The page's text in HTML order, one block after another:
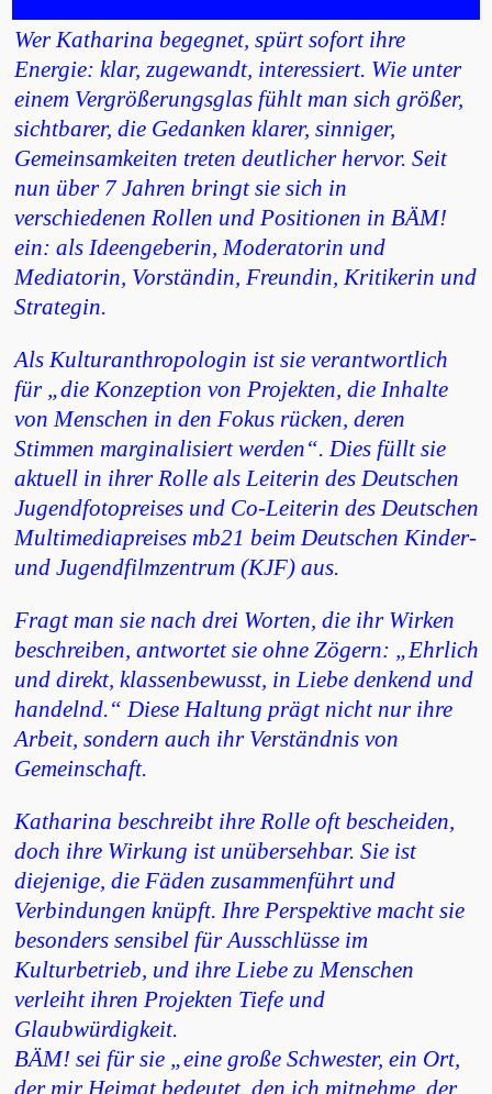
Wer Katharina begegnet, spürt sofort ihre
Energie: klar, zugewandt, interessiert. Wie unter
einem Vergrößerungsglas fühlt man sich größer,
sichtbarer, die Gedanken klarer, sinniger,
Gemeinsamkeiten treten deutlicher hervor. Seit
nun über 7 Jahren bringt sie sich in
verschiedenen Rollen und Positionen in BÄM!
ein: als Ideengeberin, Moderatorin und
Mediatorin, Vorständin, Freundin, Kritikerin und
Strategin.
Als Kulturanthropologin ist sie verantwortlich
für „die Konzeption von Projekten, die Inhalte
von Menschen in den Fokus rücken, deren
Stimmen marginalisiert werden“. Dies füllt sie
aktuell in ihrer Rolle als Leiterin des Deutschen
Jugendfotopreises und Co-Leiterin des Deutschen
Multimediapreises mb21 beim Deutschen Kinder-
und Jugendfilmzentrum (KJF) aus.
Fragt man sie nach drei Worten, die ihr Wirken
beschreiben, antwortet sie ohne Zögern: „Ehrlich
und direkt, klassenbewusst, in Liebe denkend und
handelnd.“ Diese Haltung prägt nicht nur ihre
Arbeit, sondern auch ihr Verständnis von
Gemeinschaft.
Katharina beschreibt ihre Rolle oft bescheiden,
doch ihre Wirkung ist unübersehbar. Sie ist
diejenige, die Fäden zusammenführt und
Verbindungen knüpft. Ihre Perspektive macht sie
besonders sensibel für Ausschlüsse im
Kulturbetrieb, und ihre Liebe zu Menschen
verleiht ihren Projekten Tiefe und
Glaubwürdigkeit.
BÄM! sei für sie „eine große Schwester, ein Ort,
der mir Heimat bedeutet, den ich mitnehme, der